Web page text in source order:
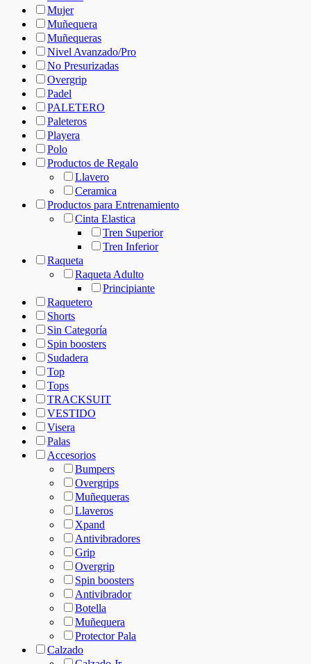
Mujer
Muñequera
Muñequeras
Nivel Avanzado/Pro
No Presurizadas
Overgrip
Padel
PALETERO
Paleteros
Playera
Polo
Productos de Regalo
Llavero
Ceramica
Productos para Entrenamiento
Cinta Elastica
Tren Superior
Tren Inferior
Raqueta
Raqueta Adulto
Principiante
Raquetero
Shorts
Sin Categoría
Spin boosters
Sudadera
Top
Tops
TRACKSUIT
VESTIDO
Visera
Palas
Accesorios
Bumpers
Overgrips
Muñequeras
Llaveros
Xpand
Antivibradores
Grip
Overgrip
Spin boosters
Antivibrador
Botella
Muñequera
Protector Pala
Calzado